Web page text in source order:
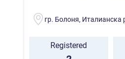
гр. Болоня, Италианска
Registered